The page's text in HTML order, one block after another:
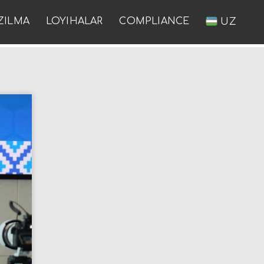
LOYIHALAR COMPLIANCE UZ